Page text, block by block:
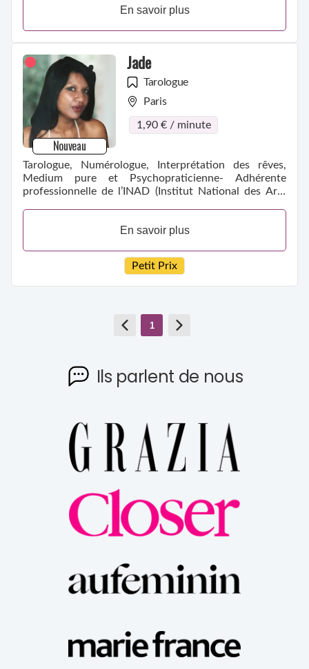
En savoir plus
Nouveau
Jade
Tarologue
Paris
1,90 € / minute
Tarologue, Numérologue, Interprétation des rêves,
Medium pure et Psychopraticienne- Adhérente
professionnelle de l’INAD (Institut National des Arts
En savoir plus
Petit Prix
1
Ils parlent de nous